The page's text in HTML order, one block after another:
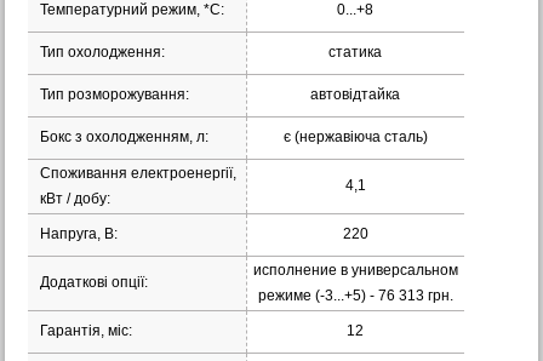
Температурний режим, *С: 0...+8
Тип охолодження: статика
Тип розморожування: автовідтайка
Бокс з охолодженням, л: є (нержавіюча сталь)
Споживання електроенергії,
кВт / добу:
4,1
Напруга, В: 220
Додаткові опції:
исполнение в универсальном
режиме (-3...+5) - 76 313 грн.
Гарантія, міс: 12